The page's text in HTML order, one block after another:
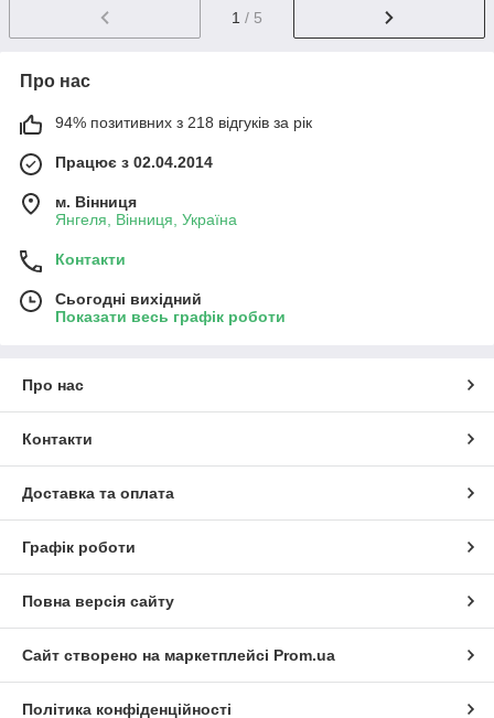
1 / 5
Про нас
94% позитивних з 218 відгуків за рік
Працює з 02.04.2014
м. Вінниця
Янгеля, Вінниця, Україна
Контакти
Сьогодні вихідний
Показати весь графік роботи
Про нас
Контакти
Доставка та оплата
Графік роботи
Повна версія сайту
Сайт створено на маркетплейсі Prom.ua
Політика конфіденційності